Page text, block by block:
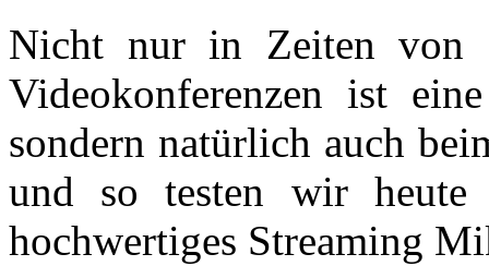
Nicht nur in Zeiten von
Videokonferenzen ist
sondern natürlich auch
und so testen wir heute
hochwertiges Streaming